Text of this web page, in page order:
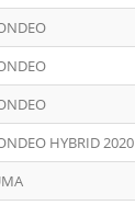
HYBRID 2020